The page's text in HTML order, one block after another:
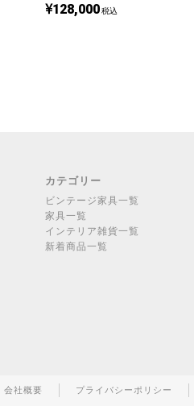
128,000税込
カテゴリー
ビンテージ家具一覧
家具一覧
インテリア雑貨一覧
新着商品一覧
会社概要 プライバシーポリシー